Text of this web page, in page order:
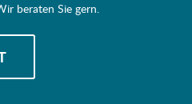
beraten Sie gern.